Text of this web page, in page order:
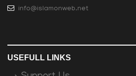
info@islamonweb.net
USEFULL LINKS